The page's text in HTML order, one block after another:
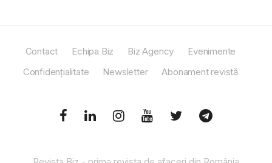
Contact Echipa Biz Biz Agency
Evenimente
Confidențialitate
Newsletter Abonament revistă